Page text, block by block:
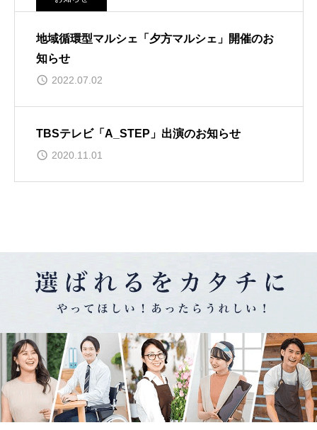
地域循環型マルシェ「夕方マルシェ」開催のお
知らせ
2022.07.02
TBSテレビ「A_STEP」出演のお知らせ
2020.11.01